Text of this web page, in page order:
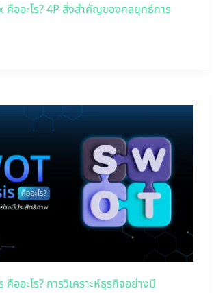
ออะไร? 4P สิ่งสำคัญของกลยุทธ์การ
ออะไร? การวิเคราะห์ธุรกิจอย่างมี